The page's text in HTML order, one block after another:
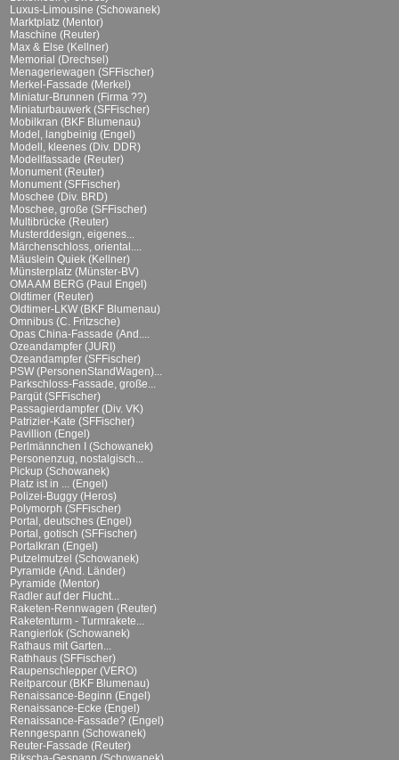
Luxus-Limousine (Schowanek)
Marktplatz (Mentor)
Maschine (Reuter)
Max & Else (Kellner)
Memorial (Drechsel)
Menageriewagen (SFFischer)
Merkel-Fassade (Merkel)
Miniatur-Brunnen (Firma ??)
Miniaturbauwerk (SFFischer)
Mobilkran (BKF Blumenau)
Model, langbeinig (Engel)
Modell, kleenes (Div. DDR)
Modellfassade (Reuter)
Monument (Reuter)
Monument (SFFischer)
Moschee (Div. BRD)
Moschee, große (SFFischer)
Multibrücke (Reuter)
Musterddesign, eigenes...
Märchenschloss, oriental....
Mäuslein Quiek (Kellner)
Münsterplatz (Münster-BV)
OMA AM BERG (Paul Engel)
Oldtimer (Reuter)
Oldtimer-LKW (BKF Blumenau)
Omnibus (C. Fritzsche)
Opas China-Fassade (And....
Ozeandampfer (JURI)
Ozeandampfer (SFFischer)
PSW (PersonenStandWagen)...
Parkschloss-Fassade, große...
Parqüt (SFFischer)
Passagierdampfer (Div. VK)
Patrizier-Kate (SFFischer)
Pavillion (Engel)
Perlmännchen I (Schowanek)
Personenzug, nostalgisch...
Pickup (Schowanek)
Platz ist in ... (Engel)
Polizei-Buggy (Heros)
Polymorph (SFFischer)
Portal, deutsches (Engel)
Portal, gotisch (SFFischer)
Portalkran (Engel)
Putzelmutzel (Schowanek)
Pyramide (And. Länder)
Pyramide (Mentor)
Radler auf der Flucht...
Raketen-Rennwagen (Reuter)
Raketenturm - Turmrakete...
Rangierlok (Schowanek)
Rathaus mit Garten...
Rathhaus (SFFischer)
Raupenschlepper (VERO)
Reitparcour (BKF Blumenau)
Renaissance-Beginn (Engel)
Renaissance-Ecke (Engel)
Renaissance-Fassade? (Engel)
Renngespann (Schowanek)
Reuter-Fassade (Reuter)